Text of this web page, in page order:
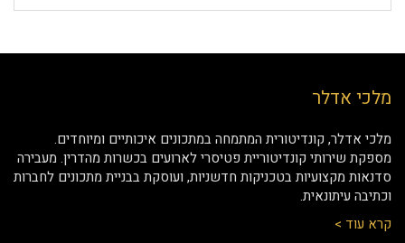
מלכי אדלר
מלכי אדלר, קונדיטורית המתמחה במתכונים איכותיים ומיוחדים.
מספקת שירותי קונדיטוריית פטיסרי לארועים בכשרות מהדרין. מעבירה
סדנאות מקצועיות בטכניקות חדשניות, ועוסקת בבניית מתכונים לחברות
וכתיבה עיתונאית.
קרא עוד >